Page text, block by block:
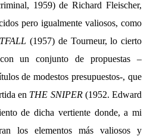
1959) de Richard Fleischer,
pero igualmente valiosos, como
(1957) de Tourneur, lo cierto
un conjunto de propuestas –
de modestos presupuestos-, que
en THE SNIPER(1952. Edward
de dicha vertiente donde, a mi
los elementos más valiosos y